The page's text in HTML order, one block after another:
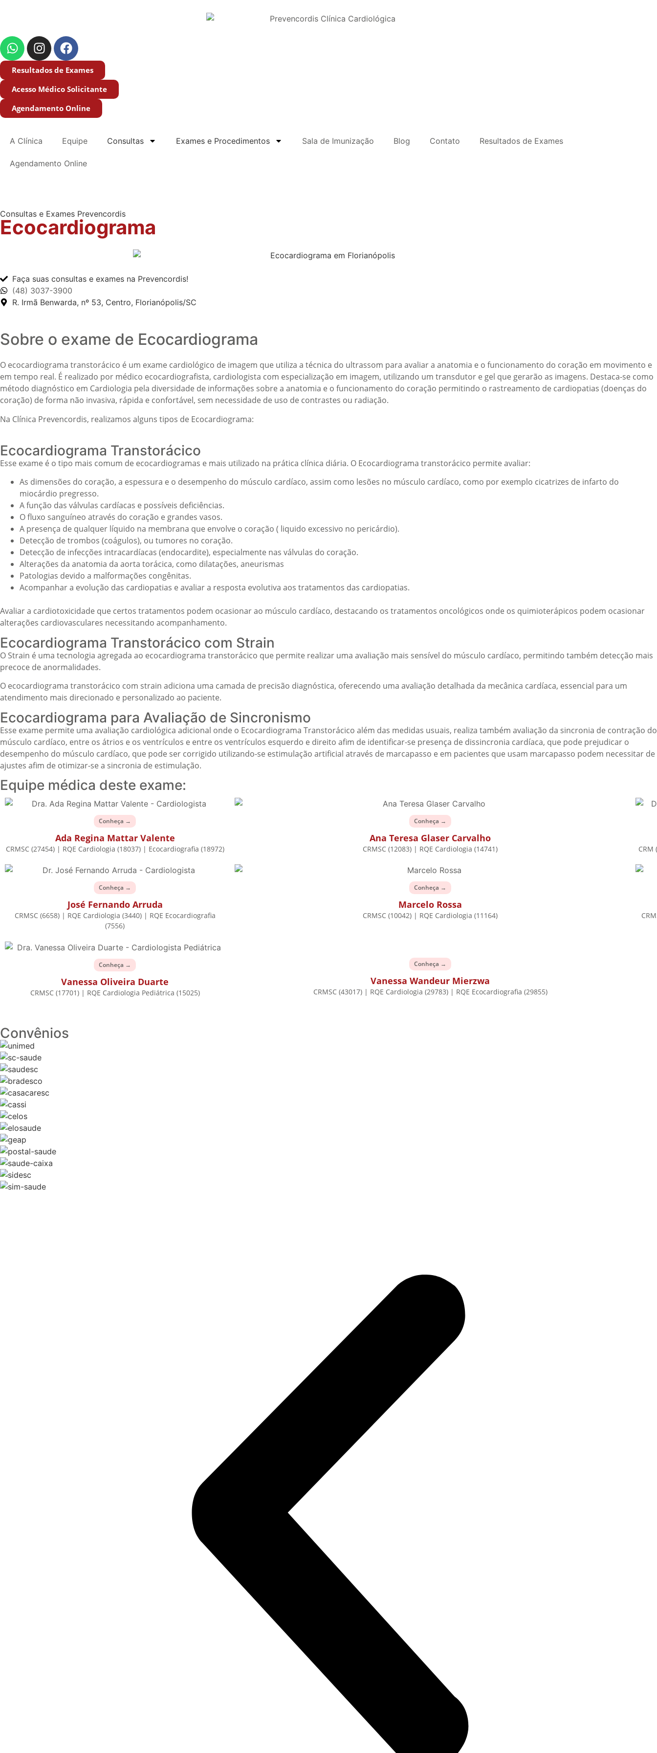
Resultados de Exames
Acesso Médico Solicitante
Agendamento Online
A Clínica Equipe Consultas Exames e Procedimentos Sala de Imunização Blog Contato Resultados de Exames
Agendamento Online
Consultas e Exames Prevencordis
Ecocardiograma
Faça suas consultas e exames na Prevencordis!
(48) 3037-3900
R. Irmã Benwarda, nº 53, Centro, Florianópolis/SC
Sobre o exame de Ecocardiograma
O ecocardiograma transtorácico é um exame cardiológico de imagem que utiliza a técnica do ultrassom para avaliar a anatomia e o funcionamento do coração em movimento e
em tempo real. É realizado por médico ecocardiografista, cardiologista com especialização em imagem, utilizando um transdutor e gel que gerarão as imagens. Destaca-se como
método diagnóstico em Cardiologia pela diversidade de informações sobre a anatomia e o funcionamento do coração permitindo o rastreamento de cardiopatias (doenças do
coração) de forma não invasiva, rápida e confortável, sem necessidade de uso de contrastes ou radiação.
Na Clínica Prevencordis, realizamos alguns tipos de Ecocardiograma:
Ecocardiograma Transtorácico
Esse exame é o tipo mais comum de ecocardiogramas e mais utilizado na prática clínica diária. O Ecocardiograma transtorácico permite avaliar:
As dimensões do coração, a espessura e o desempenho do músculo cardíaco, assim como lesões no músculo cardíaco, como por exemplo cicatrizes de infarto do
miocárdio pregresso.
A função das válvulas cardíacas e possíveis deficiências.
O fluxo sanguíneo através do coração e grandes vasos.
A presença de qualquer líquido na membrana que envolve o coração ( liquido excessivo no pericárdio).
Detecção de trombos (coágulos), ou tumores no coração.
Detecção de infecções intracardíacas (endocardite), especialmente nas válvulas do coração.
Alterações da anatomia da aorta torácica, como dilatações, aneurismas
Patologias devido a malformações congênitas.
Acompanhar a evolução das cardiopatias e avaliar a resposta evolutiva aos tratamentos das cardiopatias.
Avaliar a cardiotoxicidade que certos tratamentos podem ocasionar ao músculo cardíaco, destacando os tratamentos oncológicos onde os quimioterápicos podem ocasionar
alterações cardiovasculares necessitando acompanhamento.
Ecocardiograma Transtorácico com Strain
O Strain é uma tecnologia agregada ao ecocardiograma transtorácico que permite realizar uma avaliação mais sensível do músculo cardíaco, permitindo também detecção mais
precoce de anormalidades.
O ecocardiograma transtorácico com strain adiciona uma camada de precisão diagnóstica, oferecendo uma avaliação detalhada da mecânica cardíaca, essencial para um
atendimento mais direcionado e personalizado ao paciente.
Ecocardiograma para Avaliação de Sincronismo
Esse exame permite uma avaliação cardiológica adicional onde o Ecocardiograma Transtorácico além das medidas usuais, realiza também avaliação da sincronia de contração do
músculo cardíaco, entre os átrios e os ventrículos e entre os ventrículos esquerdo e direito afim de identificar-se presença de dissincronia cardíaca, que pode prejudicar o
desempenho do músculo cardíaco, que pode ser corrigido utilizando-se estimulação artificial através de marcapasso e em pacientes que usam marcapasso podem necessitar de
ajustes afim de otimizar-se a sincronia de estimulação.
Equipe médica deste exame:
Conheça →
Ada Regina Mattar Valente
CRMSC (27454) | RQE Cardiologia (18037) | Ecocardiografia (18972)
Conheça →
Ana Teresa Glaser Carvalho
CRMSC (12083) | RQE Cardiologia (14741) CRM
Conheça →
José Fernando Arruda
CRMSC (6658) | RQE Cardiologia (3440) | RQE Ecocardiografia
(7556)
Conheça →
Marcelo Rossa
CRMSC (10042) | RQE Cardiologia (11164)
Conheça →
Vanessa Oliveira Duarte
CRMSC (17701) | RQE Cardiologia Pediátrica (15025)
Conheça →
Vanessa Wandeur Mierzwa
CRMSC (43017) | RQE Cardiologia (29783) | RQE Ecocardiografia (29855)
Convênios